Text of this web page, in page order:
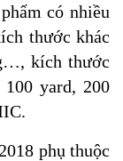
có nhiều
thước khác
kích thước
yard, 200
phụ thuộc